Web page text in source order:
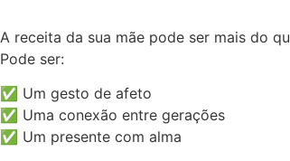
A receita da sua mãe pode ser mais do
Pode ser:
✅ Um gesto de afeto
✅ Uma conexão entre gerações
✅ Um presente com alma